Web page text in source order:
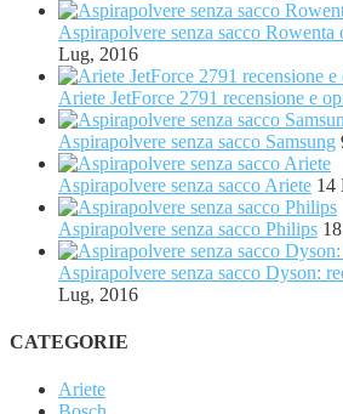
Aspirapolvere senza sacco
Lug, 2016
Ariete JetForce 2791 recensione e
Aspirapolvere senza sacco Samsung
Aspirapolvere senza sacco Ariete 14
Aspirapolvere senza sacco Philips
Aspirapolvere senza sacco Dyson:
Lug, 2016
CATEGORIE
Ariete